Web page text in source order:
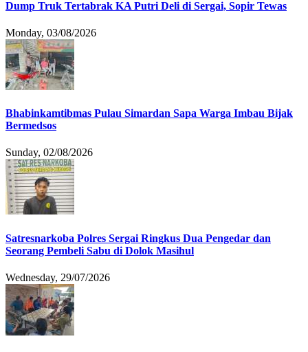
Dump Truk Tertabrak KA Putri Deli di Sergai, Sopir Tewas
Monday, 03/08/2026
Bhabinkamtibmas Pulau Simardan Sapa Warga Imbau Bijak
Bermedsos
Sunday, 02/08/2026
Satresnarkoba Polres Sergai Ringkus Dua Pengedar dan
Seorang Pembeli Sabu di Dolok Masihul
Wednesday, 29/07/2026